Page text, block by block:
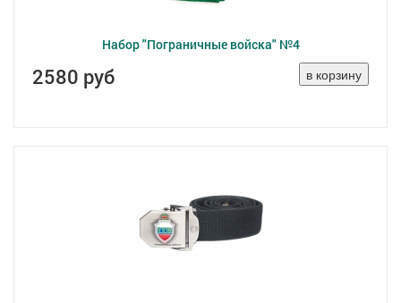
Набор "Пограничные войска" №4
2580 руб